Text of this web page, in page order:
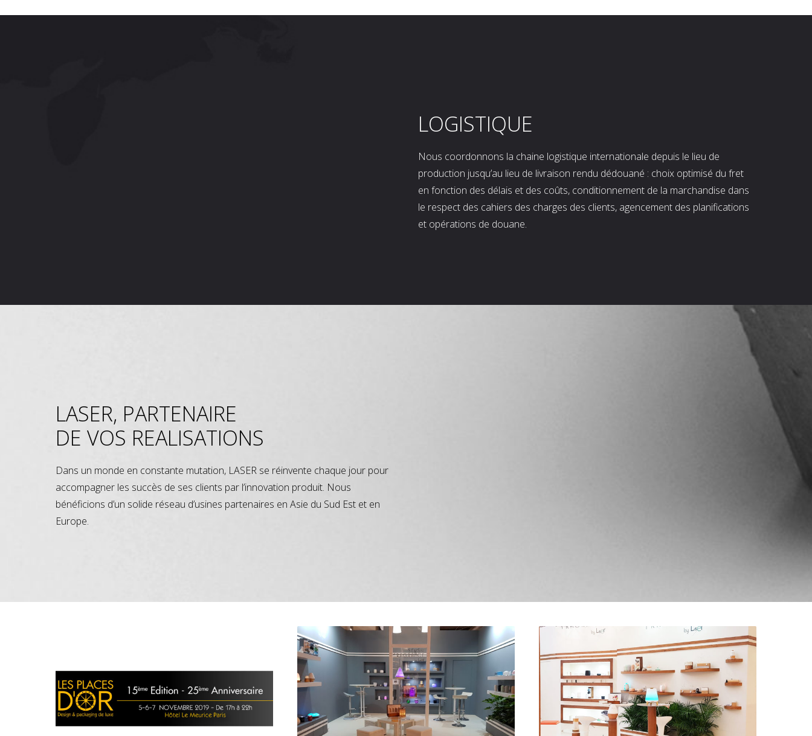
LOGISTIQUE
Nous coordonnons la chaine logistique internationale depuis le lieu de
production jusqu’au lieu de livraison rendu dédouané : choix optimisé du fret
en fonction des délais et des coûts, conditionnement de la marchandise dans
le respect des cahiers des charges des clients, agencement des planifications
et opérations de douane.
LASER, PARTENAIRE
DE VOS REALISATIONS
Dans un monde en constante mutation, LASER se réinvente chaque jour pour
accompagner les succès de ses clients par l’innovation produit. Nous
bénéficions d’un solide réseau d’usines partenaires en Asie du Sud Est et en
Europe.